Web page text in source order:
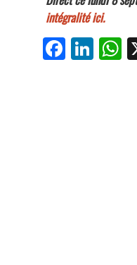
intégralité ici.
Fa
ce
Li
nk
W